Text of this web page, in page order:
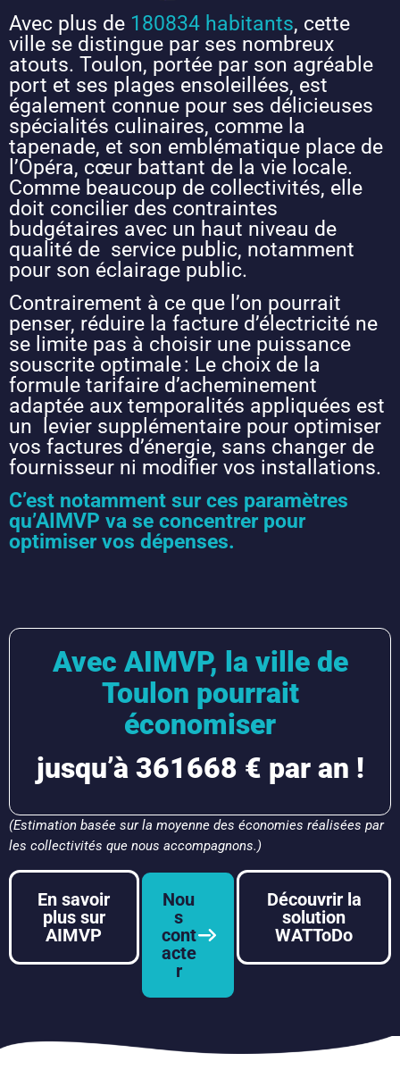
Avec plus de 180834 habitants, cette
ville se distingue par ses nombreux
atouts. Toulon, portée par son agréable
port et ses plages ensoleillées, est
également connue pour ses délicieuses
spécialités culinaires, comme la
tapenade, et son emblématique place de
l’Opéra, cœur battant de la vie locale.
Comme beaucoup de collectivités, elle
doit concilier des contraintes
budgétaires avec un haut niveau de
qualité de service public, notamment
pour son éclairage public.
Contrairement à ce que l’on pourrait
penser, réduire la facture d’électricité ne
se limite pas à choisir une puissance
souscrite optimale : Le choix de la
formule tarifaire d’acheminement
adaptée aux temporalités appliquées est
un levier supplémentaire pour optimiser
vos factures d’énergie, sans changer de
fournisseur ni modifier vos installations.
C’est notamment sur ces paramètres
qu’AIMVP va se concentrer pour
optimiser vos dépenses.
Avec AIMVP, la ville de
Toulon pourrait
économiser
jusqu’à 361668 € par an !
(Estimation basée sur la moyenne des économies réalisées par
les collectivités que nous accompagnons.)
En savoir
plus sur
AIMVP
Nou
s
cont
acte
r
Découvrir la
solution
WATToDo